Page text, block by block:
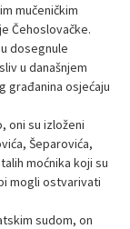
mučeničkim
Čehoslovačke.
dosegnule
u današnjem
građanina osjećaju
oni su izloženi
Šeparovića,
moćnika koji su
mogli ostvarivati
sudom, on